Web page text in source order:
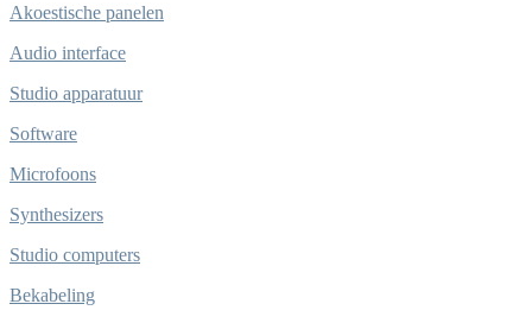
Akoestische panelen
Audio interface
Studio apparatuur
Software
Microfoons
Synthesizers
Studio computers
Bekabeling